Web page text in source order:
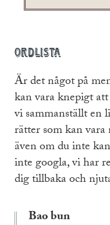
Ordlista
Är det något på
kan vara knepigt
vi sammanställt en
rätter som kan
även om du inte
inte googla, vi har
dig tillbaka och
Bao bun